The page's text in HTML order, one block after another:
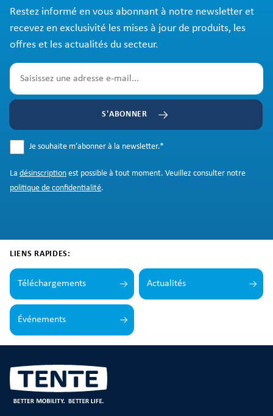
Restez informé en vous abonnant à notre newsletter et
recevez en exclusivité les mises à jour de produits, les
offres et les actualités du secteur.
S'ABONNER
Je souhaite m’abonner à la newsletter.*
La désinscription est possible à tout moment. Veuillez consulter notre
politique de confidentialité.
LIENS RAPIDES:
Téléchargements Actualités
Événements